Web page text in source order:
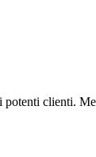
clienti.